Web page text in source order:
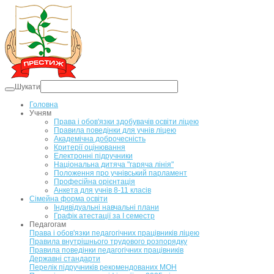
Шукати
Головна
Учням
Права і обов'язки здобувачів освіти ліцею
Правила поведінки для учнів ліцею
Академічна доброчесність
Критерії оцінювання
Електронні підручники
Національна дитяча "гаряча лінія"
Положення про учнівський парламент
Професійна орієнтація
Анкета для учнів 8-11 класів
Сімейна форма освіти
Індивідуальні навчальні плани
Графік атестації за І семестр
Педагогам
Права і обов'язки педагогічних працівників ліцею
Правила внутрішнього трудового розпорядку
Правила поведінки педагогічних працівників
Державні стандарти
Перелік підручників рекомендованих МОН